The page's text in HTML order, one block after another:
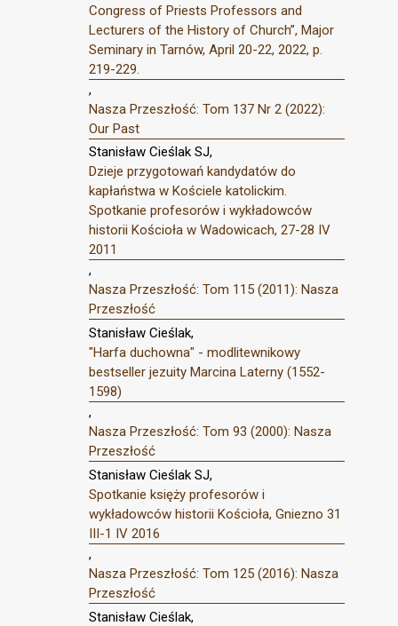
Congress of Priests Professors and
Lecturers of the History of Church”, Major
Seminary in Tarnów, April 20-22, 2022, p.
219-229.
,
Nasza Przeszłość: Tom 137 Nr 2 (2022):
Our Past
Stanisław Cieślak SJ,
Dzieje przygotowań kandydatów do
kapłaństwa w Kościele katolickim.
Spotkanie profesorów i wykładowców
historii Kościoła w Wadowicach, 27-28 IV
2011
,
Nasza Przeszłość: Tom 115 (2011): Nasza
Przeszłość
Stanisław Cieślak,
"Harfa duchowna" - modlitewnikowy
bestseller jezuity Marcina Laterny (1552-
1598)
,
Nasza Przeszłość: Tom 93 (2000): Nasza
Przeszłość
Stanisław Cieślak SJ,
Spotkanie księży profesorów i
wykładowców historii Kościoła, Gniezno 31
III-1 IV 2016
,
Nasza Przeszłość: Tom 125 (2016): Nasza
Przeszłość
Stanisław Cieślak,